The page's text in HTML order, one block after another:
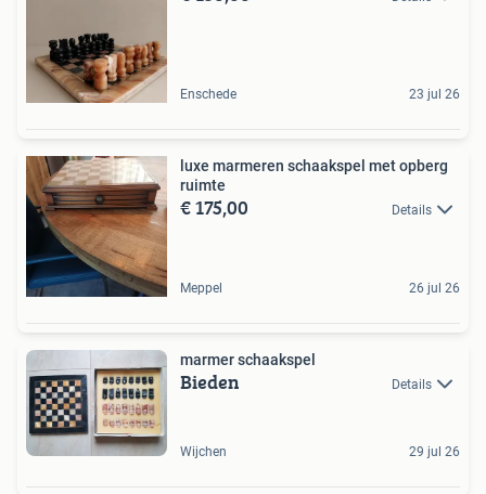
Enschede 23 jul 26
luxe marmeren schaakspel met opberg
ruimte
€ 175,00 Details
Meppel 26 jul 26
marmer schaakspel
Bieden Details
Wijchen 29 jul 26